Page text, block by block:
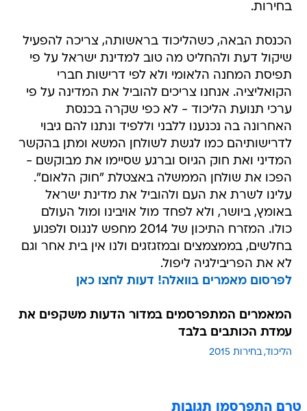
בחירות.
הכנסת הבאה, כשהליכוד בראשותה, צריכה להפעיל
שיקול דעת ולהחליט מה טוב למדינת ישראל על פי
תפיסת המחנה הלאומי ולא לפי דרישות חברי
הקואליציה. אנחנו צריכים להוביל את המדינה על פי
ערכי תנועת הליכוד - לא כפי שקרה בכנסת
האחרונה בה נכנענו ללבני וללפיד ונתנו להם גיבוי
לדרישותיהם כמו לגשת לשולחן המשא ומתן בהקשר
המדיני ואת חוק הגיוס וברגע שסיימו את מבוקשם -
הפכו את שולחן הממשלה באצטלת "חוק הלאום".
עלינו לשרת את העם ולהוביל את מדינת ישראל
באומץ, ביושר, ולא לפחד מול אויבינו ומול העולם
כולו. המזרח התיכון של 2014 מחפש לנגוס ולפגוע
בחלשים, בממצמצים ובמזגזגים ולנו אין בית אחר וגם
לא את הפריבילגיה ליפול.
לפרסום מאמרים בוואלה! דעות לחצו כאן
המאמרים המתפרסמים במדור הדעות משקפים את
עמדת הכותבים בלבד
הליכוד בחירות 2015
טרם התפרסמו תגובות